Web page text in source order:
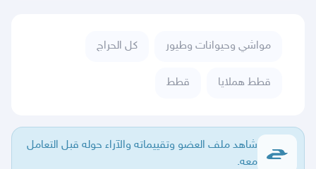
مواشي وحيوانات وطيور كل الحراج
قطط هملايا قطط
شاهد ملف العضو وتقييماته والآراء حوله قبل التعامل
معه.